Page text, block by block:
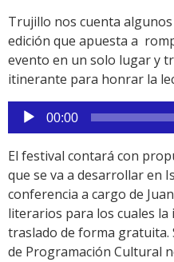
Trujillo nos cuenta
edición que apuesta a
evento en un solo lugar y
itinerante para honrar la
Reproductor
de
audio
00:00
El festival contará con
que se va a desarrollar en
conferencia a cargo de
literarios para los cuales
traslado de forma
de Programación Cultural